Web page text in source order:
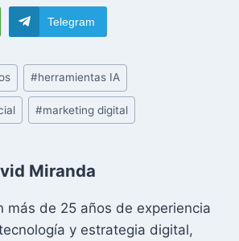
Telegram
#herramientas IA
#marketing digital
Miranda
más de 25 años de experiencia
y estrategia digital,